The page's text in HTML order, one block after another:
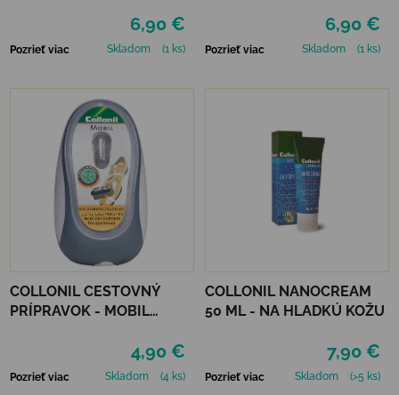
6,90 €
Pozrieť viac Skladom (1 ks)
6,90 €
Pozrieť viac Skladom (1 ks)
COLLONIL CESTOVNÝ
PRÍPRAVOK - MOBIL
4,90 €
Pozrieť viac Skladom (4 ks)
COLLONIL NANOCREAM
50 ML - NA HLADKÚ KOŽU
7,90 €
Pozrieť viac Skladom (>5 ks)